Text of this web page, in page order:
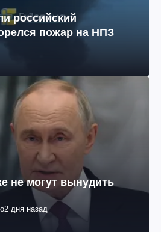
российский
пожар на НПЗ
не могут вынудить
2 дня назад